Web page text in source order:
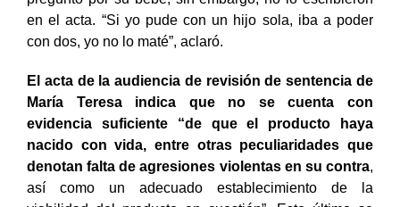
preguntó por su bebé, sin embargo, no lo escribieron
en el acta. “Si yo pude con un hijo sola, iba a poder
con dos, yo no lo maté”, aclaró.
María Teresa indica que no se cuenta con
evidencia suficiente “de que el producto haya
nacido con vida, entre otras peculiaridades que
denotan falta de agresiones violentas en su contra ,